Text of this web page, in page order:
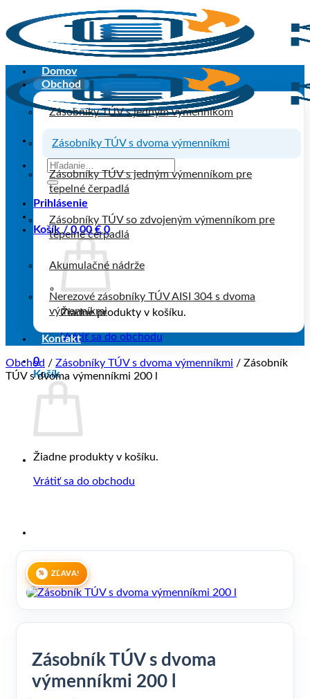
to
content
Hľadať:
Prihlásenie
Košík / 0,00€ 0
Žiadne produkty v košíku.
Vrátiť sa do obchodu
0
Košík
Žiadne produkty v košíku.
Vrátiť sa do obchodu
Domov
Obchod
Zásobníky TÚV s jedným výmenníkom
Zásobníky TÚV s dvoma výmenníkmi
Zásobníky TÚV s jedným výmenníkom pre
tepelné čerpadlá
Zásobníky TÚV so zdvojeným výmenníkom pre
tepelné čerpadlá
Akumulačné nádrže
Nerezové zásobníky TÚV AISI 304 s dvoma
výmenníkmi
Kontakt
Obchod / Zásobníky TÚV s dvoma výmenníkmi / Zásobník
TÚV s dvoma výmenníkmi 200 l
ZĽAVA!
Zásobník TÚV s dvoma
výmenníkmi 200 l